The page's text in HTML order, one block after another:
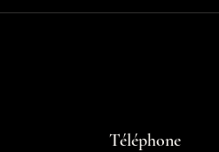
Téléphone